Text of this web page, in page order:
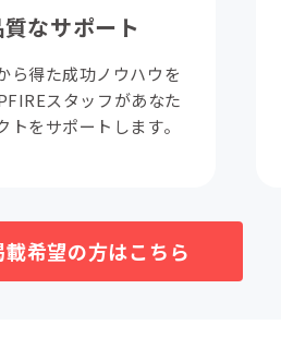
なサポート
ら得た成功ノウハウを
スタッフがあなた
トをサポートします。
載希望の方はこちら